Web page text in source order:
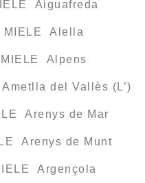
Aiguafreda
MIELE Alella
Alpens
del Vallès (L’)
Arenys de Mar
Arenys de Munt
Argençola